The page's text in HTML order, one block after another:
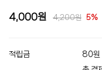
4,000 4,200 5%
적립금 80원